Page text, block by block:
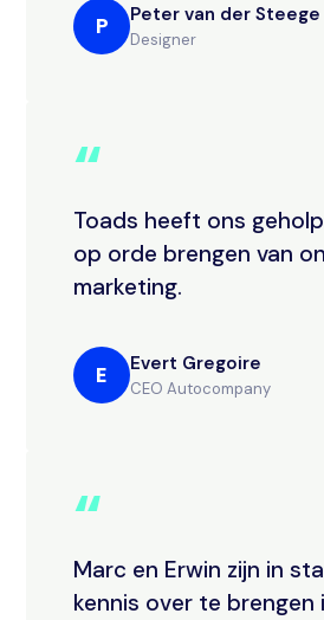
P Peter van der Steege
Designer
“
Toads heeft ons
op orde brengen van
marketing.
E Evert Gregoire
CEO Autocompany
“
Marc en Erwin zijn in
kennis over te brengen